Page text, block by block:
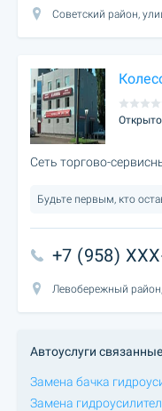
Советский район,
Открыто
Сеть торгово-
Будьте первым, кто
+7 (958)
Левобережный
Автоуслуги
Замена бачка
Замена